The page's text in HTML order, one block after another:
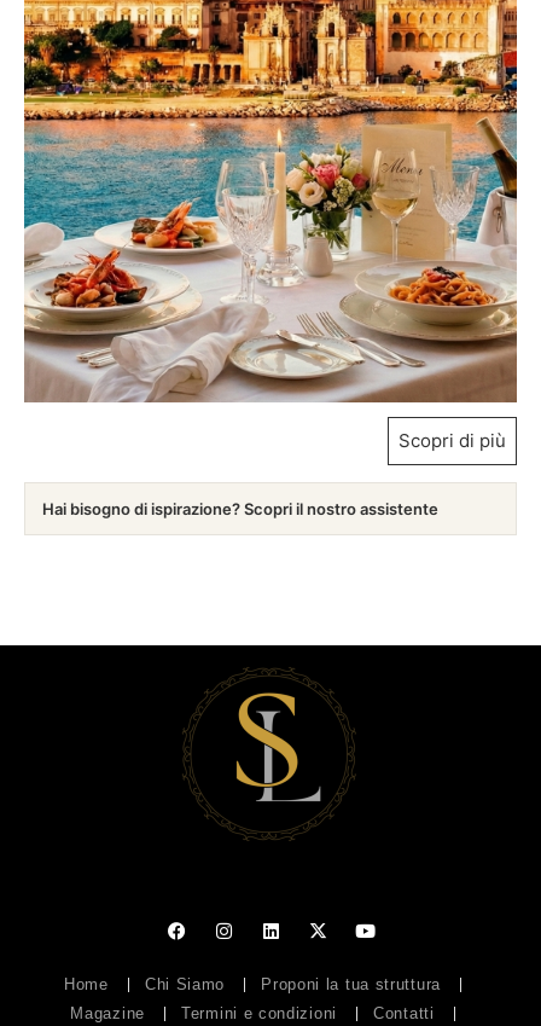
Scopri di più
Hai bisogno di ispirazione? Scopri il nostro assistente
Home Chi Siamo
Proponi la tua struttura
Magazine
Termini e condizioni Contatti